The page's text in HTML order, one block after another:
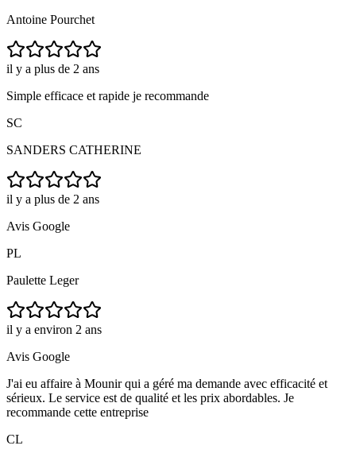
Antoine Pourchet
il y a plus de 2 ans
Simple efficace et rapide je recommande
SC
SANDERS CATHERINE
il y a plus de 2 ans
Avis Google
PL
Paulette Leger
il y a environ 2 ans
Avis Google
J'ai eu affaire à Mounir qui a géré ma demande avec efficacité et
sérieux. Le service est de qualité et les prix abordables. Je
recommande cette entreprise
CL